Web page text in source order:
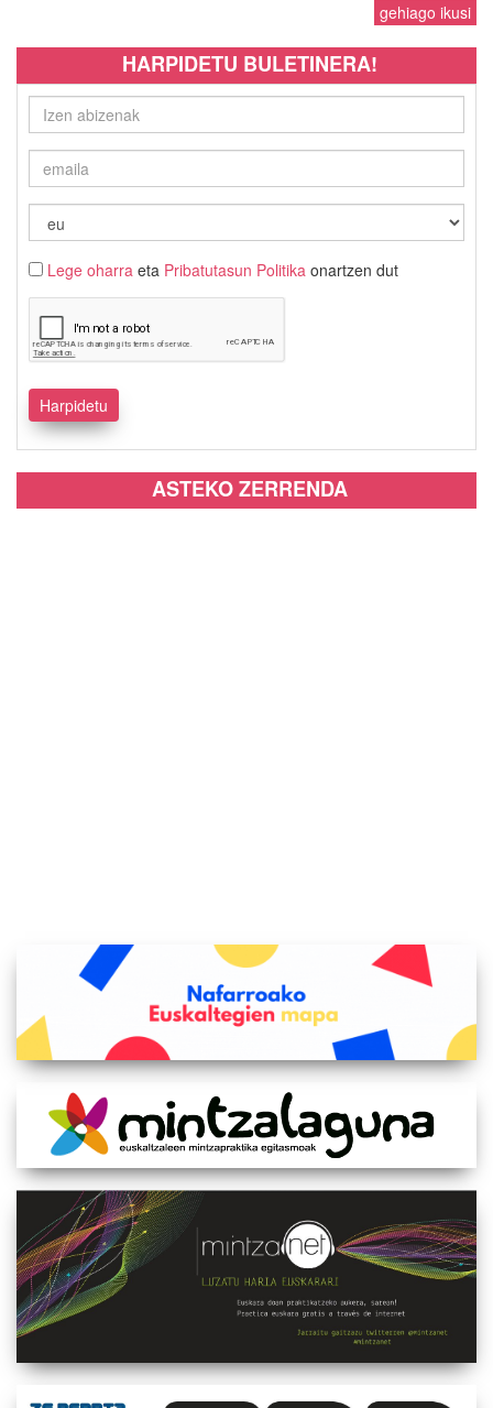
gehiago ikusi
HARPIDETU BULETINERA!
Lege oharra eta Pribatutasun Politika onartzen dut
ASTEKO ZERRENDA